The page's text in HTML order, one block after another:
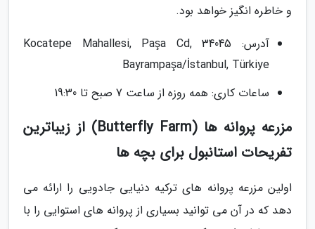
و خاطره انگیز خواهد بود.
آدرس: Kocatepe Mahallesi, Paşa Cd, 34045
Bayrampaşa/İstanbul, Türkiye
ساعات کاری: همه روزه از ساعت 7 صبح تا 19:30
مزرعه پروانه ها (Butterfly Farm) از زیباترین
تفریحات استانبول برای بچه ها
اولین مزرعه پروانه های ترکیه دنیایی جادویی را ارائه می
دهد که در آن می توانید بسیاری از پروانه های استوایی را با